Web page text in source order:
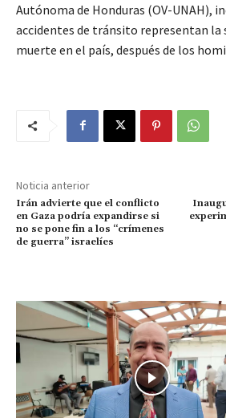
Autónoma de Honduras (OV-UNAH),
accidentes de tránsito representan la
muerte en el país, después de los
Noticia anterior
Irán advierte que el conflicto
en Gaza podría expandirse si
no se pone fin a los “crímenes
de guerra” israelíes